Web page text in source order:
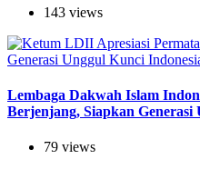
143 views
Lembaga Dakwah Islam
Berjenjang, Siapkan Generasi
79 views